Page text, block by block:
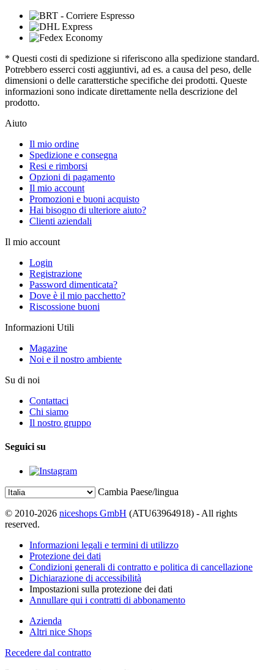
* Questi costi di spedizione si riferiscono alla spedizione standard.
Potrebbero esserci costi aggiuntivi, ad es. a causa del peso, delle
dimensioni o delle caratterstiche specifiche dei prodotti. Queste
informazioni sono indicate direttamente nella descrizione del
prodotto.
Aiuto
Il mio ordine
Spedizione e consegna
Resi e rimborsi
Opzioni di pagamento
Il mio account
Promozioni e buoni acquisto
Hai bisogno di ulteriore aiuto?
Clienti aziendali
Il mio account
Login
Registrazione
Password dimenticata?
Dove è il mio pacchetto?
Riscossione buoni
Informazioni Utili
Magazine
Noi e il nostro ambiente
Su di noi
Contattaci
Chi siamo
Il nostro gruppo
Seguici su
Cambia Paese/lingua
© 2010-2026 niceshops GmbH (ATU63964918) - All rights
reserved.
Informazioni legali e termini di utilizzo
Protezione dei dati
Condizioni generali di contratto e politica di cancellazione
Dichiarazione di accessibilità
Impostazioni sulla protezione dei dati
Annullare qui i contratti di abbonamento
Azienda
Altri nice Shops
Recedere dal contratto